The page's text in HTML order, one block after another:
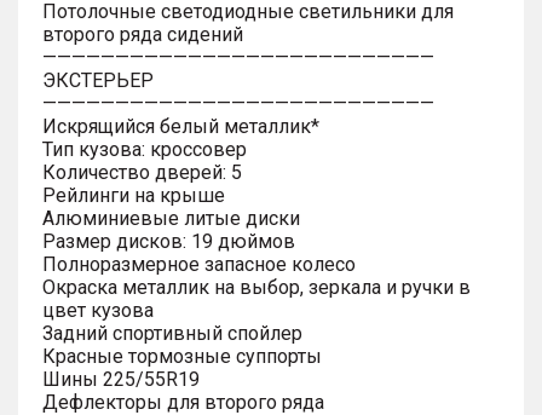
Потолочные светодиодные светильники для
второго ряда сидений
———————————————————————————
ЭКСТЕРЬЕР
———————————————————————————
Искрящийся белый металлик*
Тип кузова: кроссовер
Количество дверей: 5
Рейлинги на крыше
Алюминиевые литые диски
Размер дисков: 19 дюймов
Полноразмерное запасное колесо
Окраска металлик на выбор, зеркала и ручки в
цвет кузова
Задний спортивный спойлер
Красные тормозные суппорты
Шины 225/55R19
Дефлекторы для второго ряда